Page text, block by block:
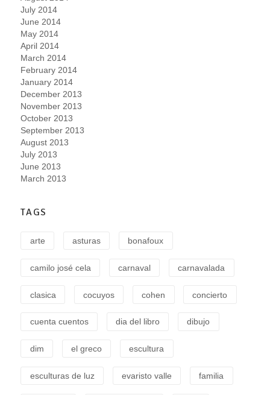
July 2014
June 2014
May 2014
April 2014
March 2014
February 2014
January 2014
December 2013
November 2013
October 2013
September 2013
August 2013
July 2013
June 2013
March 2013
TAGS
arte asturas bonafoux
camilo josé cela carnaval carnavalada
clasica cocuyos cohen concierto
cuenta cuentos dia del libro dibujo
dim el greco escultura
esculturas de luz evaristo valle familia